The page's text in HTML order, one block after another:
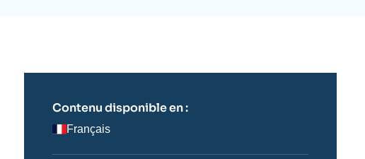
Contenu disponible en :
Français